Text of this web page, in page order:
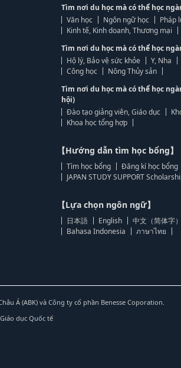
Tìm nơi du học mà có thể học
Văn học
Ngôn ngữ học
Pháp
Kinh tế, Kinh doanh, Thương mại
Tìm nơi du học mà có thể học
Hộ lý, Bảo vệ sức khỏe
Y, Nha
Công học
Nông Thủy sản
Tìm nơi du học mà có thể học
hội)
Đào tạo giảng viên, Giáo dục
Khoa học tổng hợp
【Hướng dẫn tìm học bổng】
Tìm học bổng
Đăng kí học bổng
JAPAN STUDY SUPPORT
【Lựa chọn ngôn ngữ】
日本語 English 中文（简体字）
Bahasa Indonesia
ภาษาไทย
Á (ABK) và Công ty cổ phần Benesse Coporation.
dục Quốc tế